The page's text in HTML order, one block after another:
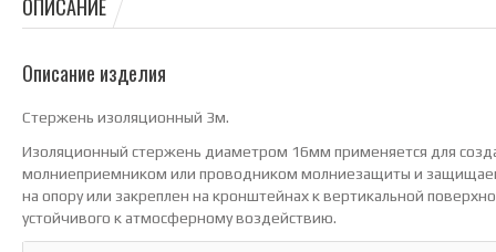
ОПИСАНИЕ
Описание изделия
Стержень изоляционный 3м.
Изоляционный стержень диаметром 16мм применяется для
молниеприемником или проводником молниезащиты и
на опору или закреплен на кронштейнах к вертикальной
устойчивого к атмосферному воздействию.